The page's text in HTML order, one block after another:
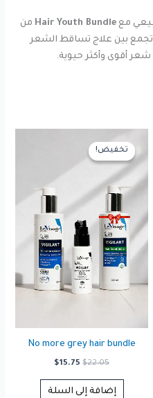
معHair Youth Bundle من
بين علاج تساقط الشعر
أقوى وأكثر حيوية.
تخفيض!
تخفيض!
No more grey hair bundle
$22.05
السعر
هو:
$15.75 السعر
هو:
إضافة إلى السلة